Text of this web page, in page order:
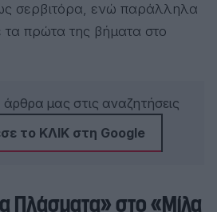
σερβιτόρα, ενώ παράλληλα
τα πρώτα της βήματα στο
μας στις αναζητήσεις
το ΚΛΙΚ στη Google
Πλάσματα» στο «Μίλα